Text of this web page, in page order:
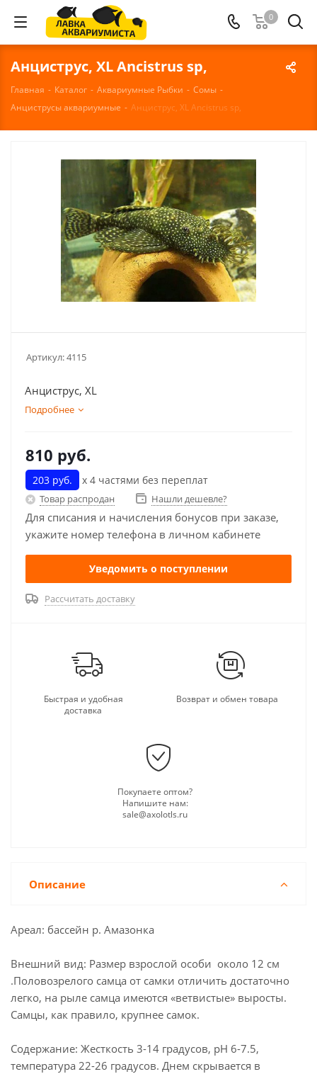
0
Анциструс, XL Ancistrus sp,
Главная - Каталог - Аквариумные Рыбки - Сомы -
Анциструсы аквариумные - Анциструс, XL Ancistrus sp,
Артикул:4115
Анциструс, XL
Подробнее
810 руб.
203 руб. х 4 частями без переплат
Товар распродан Нашли дешевле?
Для списания и начисления бонусов при заказе,
укажите номер телефона в личном кабинете
Уведомить о поступлении
Рассчитать доставку
Быстрая и удобная
доставка
Возврат и обмен товара
Покупаете оптом?
Напишите нам:
sale@axolotls.ru
Описание
Ареал: бассейн р. Амазонка
Внешний вид: Размер взрослой особи около 12 см
.Половозрелого самца от самки отличить достаточно
легко, на рыле самца имеются «ветвистые» выросты.
Самцы, как правило, крупнее самок.
Содержание: Жесткость 3-14 градусов, рН 6-7.5,
температура 22-26 градусов. Днем скрывается в